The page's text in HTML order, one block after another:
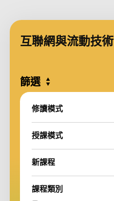
互聯網與流動技術
Expand all
篩選
修讀模式
Expand Options
授課模式
Expand Options
新課程
Expand Options
課程類別
Collapse Options